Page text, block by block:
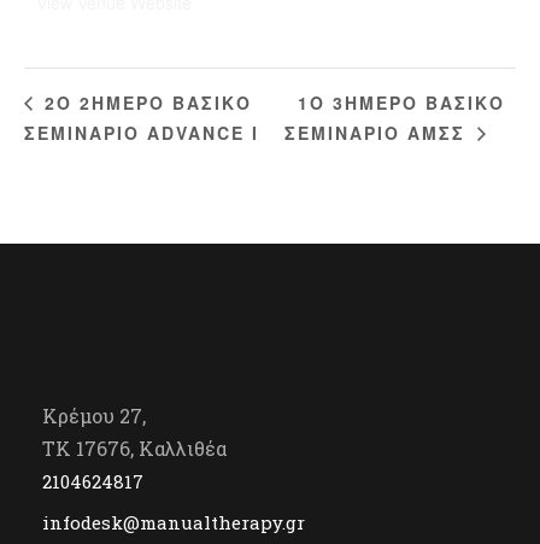
2Ο 2ΗΜΕΡΟ ΒΑΣΙΚΟ
ΣΕΜΙΝΑΡΙΟ ΑDVANCE I
1O 3ΗΜΕΡΟ ΒΑΣΙΚΟ
ΣΕΜΙΝΑΡΙΟ ΑΜΣΣ
Κρέμου 27,
TK 17676, Καλλιθέα
2104624817
infodesk@manualtherapy.gr